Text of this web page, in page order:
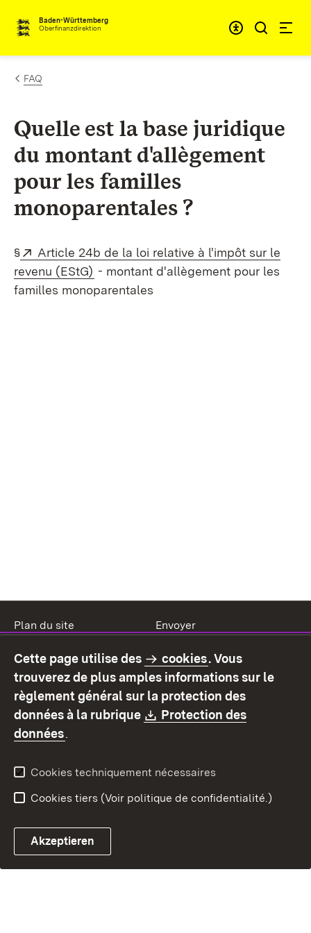
Passer au contenu
Baden-Württemberg
Oberfinanzdirektion
FAQ
Quelle est la base juridique
du montant d'allègement
pour les familles
monoparentales ?
§ Externe:
Article 24b de la loi relative à l'impôt sur le
revenu (EStG) (S’ouvre dans un nouvel onglet)
- montant d'allègement pour les
familles monoparentales
Plan du site
Envoyer
Mode d'emploi
Déclaration sur
l'accessibilité
Contact
Signaler un lien brisé
Cette page utilise des cookies. Vous
trouverez de plus amples informations sur le
règlement général sur la protection des
données à la rubrique
Download:
Protection des
données.
Cookies techniquement nécessaires
Cookies tiers (Voir politique de confidentialité.)
Akzeptieren